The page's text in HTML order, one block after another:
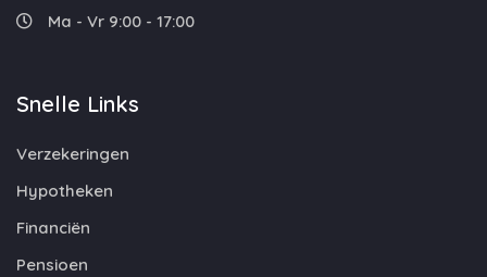
Ma - Vr 9:00 - 17:00
Snelle Links
Verzekeringen
Hypotheken
Financiën
Pensioen